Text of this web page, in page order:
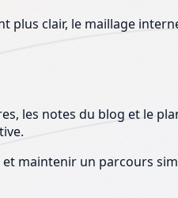
plus clair, le maillage
les notes du blog et le
maintenir un parcours